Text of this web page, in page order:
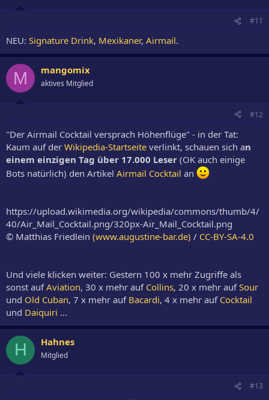
#11
NEU: Signature Drink, Mexikaner, Airmail.
M mangomix
aktives Mitglied
#12
"Der Airmail Cocktail versprach Höhenflüge" - in der Tat:
Kaum auf der Wikipedia-Startseite verlinkt, schauen sich an
einem einzigen Tag über 17.000 Leser (OK auch einige
Bots natürlich) den Artikel Airmail Cocktail an
https://upload.wikimedia.org/wikipedia/commons/thumb/4/
40/Air_Mail_Cocktail.png/320px-Air_Mail_Cocktail.png
© Matthias Friedlein (www.augustine-bar.de) / CC-BY-SA-4.0
Und viele klicken weiter: Gestern 100 x mehr Zugriffe als
sonst aufAviation, 30 x mehr auf Collins, 20 x mehr aufSour
und Old Cuban, 7 x mehr auf Bacardi, 4 x mehr auf Cocktail
und Daiquiri ...
H Hahnes
Mitglied
#13